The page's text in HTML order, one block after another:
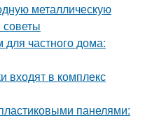
металлическую
частного дома:
входят в комплекс
панелями: